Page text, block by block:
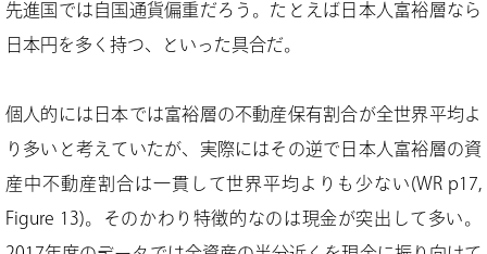
先進国では自国通貨偏重だろう。たとえば日本人富裕層なら
日本円を多く持つ、といった具合だ。
個人的には日本では富裕層の不動産保有割合が全世界平均よ
り多いと考えていたが、実際にはその逆で日本人富裕層の資
産中不動産割合は一貫して世界平均よりも少ない(WR p17,
Figure 13)。そのかわり特徴的なのは現金が突出して多い。